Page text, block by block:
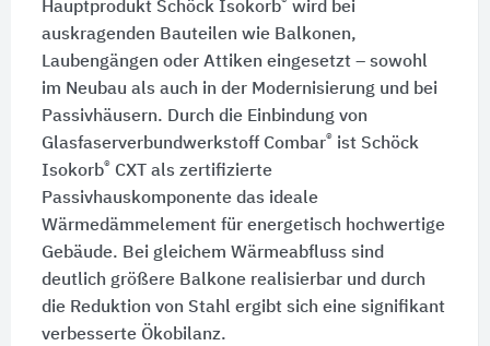
Hauptprodukt Schöck Isokorb
wird bei
auskragenden Bauteilen wie Balkonen,
Laubengängen oder Attiken eingesetzt – sowohl
im Neubau als auch in der Modernisierung und bei
Passivhäusern. Durch die Einbindung von
Glasfaserverbundwerkstoff Combar® ist Schöck
Isokorb® CXT als zertifizierte
Passivhauskomponente das ideale
Wärmedämmelement für energetisch hochwertige
Gebäude. Bei gleichem Wärmeabfluss sind
deutlich größere Balkone realisierbar und durch
die Reduktion von Stahl ergibt sich eine signifikant
verbesserte Ökobilanz.